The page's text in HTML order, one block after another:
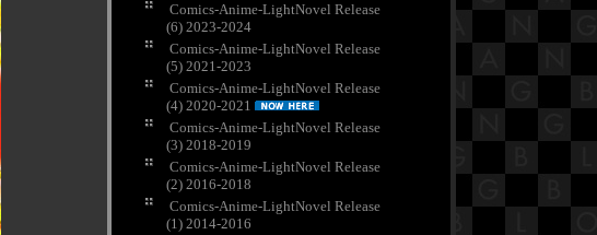
Comics-Anime-LightNovel Release
(6) 2023-2024
Comics-Anime-LightNovel Release
(5) 2021-2023
Comics-Anime-LightNovel Release
(4) 2020-2021
Comics-Anime-LightNovel Release
(3) 2018-2019
Comics-Anime-LightNovel Release
(2) 2016-2018
Comics-Anime-LightNovel Release
(1) 2014-2016